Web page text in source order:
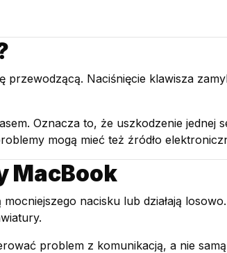
Naciśnięcie klawisza
Oznacza to, że uszkodzenie jednej
mogą mieć też źródło
MacBook
nacisku lub działają
problem z komunikacją, a nie